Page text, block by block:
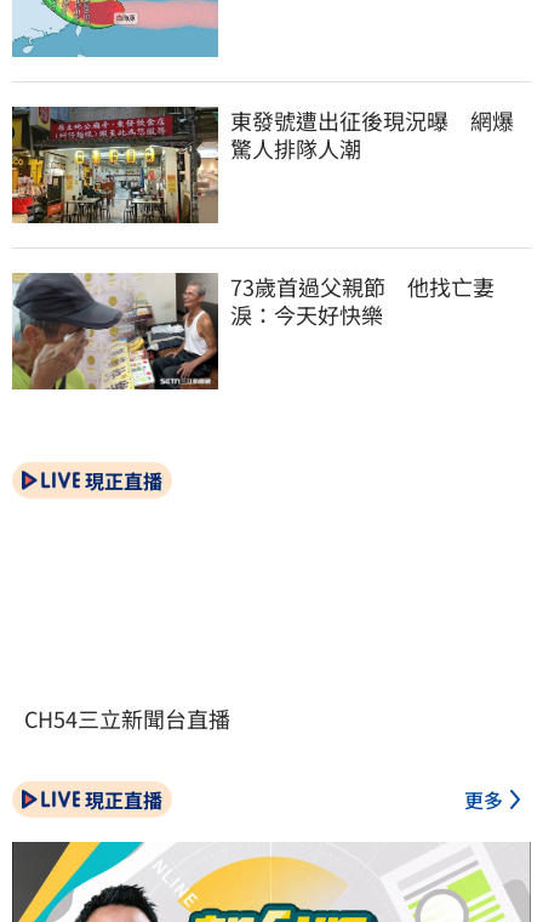
東發號遭出征後現況曝　網爆
驚人排隊人潮
73歲首過父親節　他找亡妻
淚：今天好快樂
現正直播
CH54三立新聞台直播
現正直播 更多